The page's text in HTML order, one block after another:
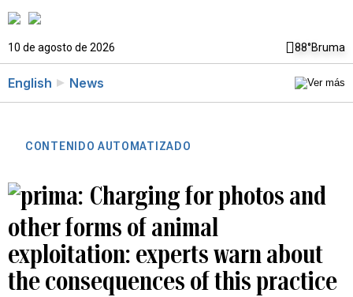
10 de agosto de 2026 88°Bruma
English News
CONTENIDO AUTOMATIZADO
Charging for photos and
other forms of animal
exploitation: experts warn about
the consequences of this practice